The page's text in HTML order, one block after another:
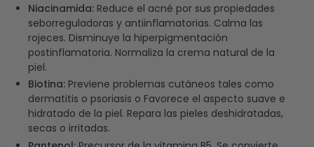
Niacinamida: Reduce el acné por sus propiedades
seborreguladoras y antiinflamatorias. Calma las
rojeces. Disminuye la hiperpigmentación
postinflamatoria. Normaliza la crema natural de la
piel.
Biotina: Previene problemas cutáneos tales como
dermatitis o psoriasis o Favorece el aspecto suave e
hidratado de la piel. Repara las pieles deshidratadas,
secas o irritadas.